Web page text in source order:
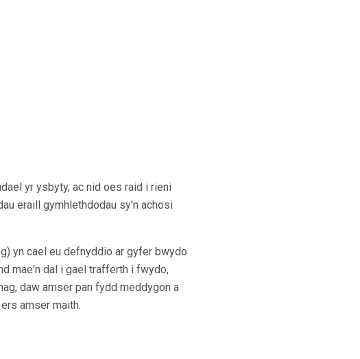
yr ysbyty, ac nid oes raid i rieni
eraill gymhlethdodau sy'n achosi
yn cael eu defnyddio ar gyfer bwydo
mae'n dal i gael trafferth i fwydo,
daw amser pan fydd meddygon a
amser maith.